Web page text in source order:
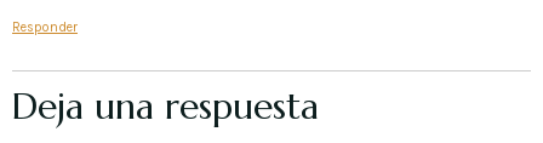
Responder
Deja una respuesta